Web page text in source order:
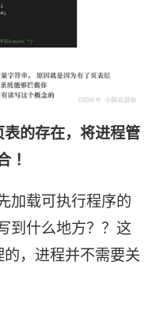
的存在，将进程管
！
加载可执行程序的
到什么地方？？这
，进程并不需要关